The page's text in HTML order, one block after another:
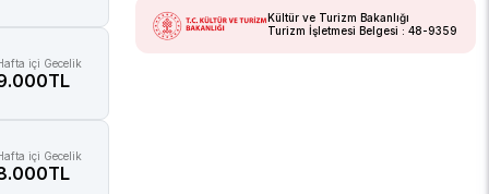
içi Gecelik
içi Gecelik
Kültür ve Turizm Bakanlığı
Turizm İşletmesi Belgesi : 48-9359